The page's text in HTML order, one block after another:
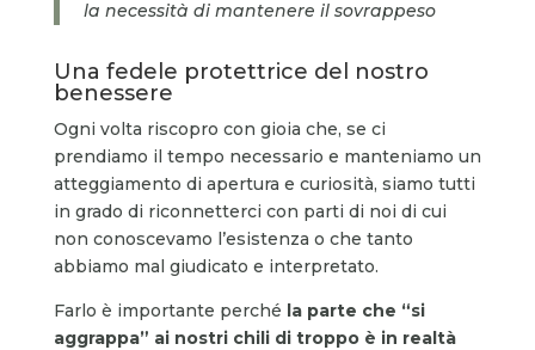
la necessità di mantenere il sovrappeso
Una fedele protettrice del nostro
benessere
Ogni volta riscopro con gioia che, se ci
prendiamo il tempo necessario e manteniamo un
atteggiamento di apertura e curiosità, siamo tutti
in grado di riconnetterci con parti di noi di cui
non conoscevamo l’esistenza o che tanto
abbiamo mal giudicato e interpretato.
Farlo è importante perché la parte che “si
aggrappa” ai nostri chili di troppo è in realtà